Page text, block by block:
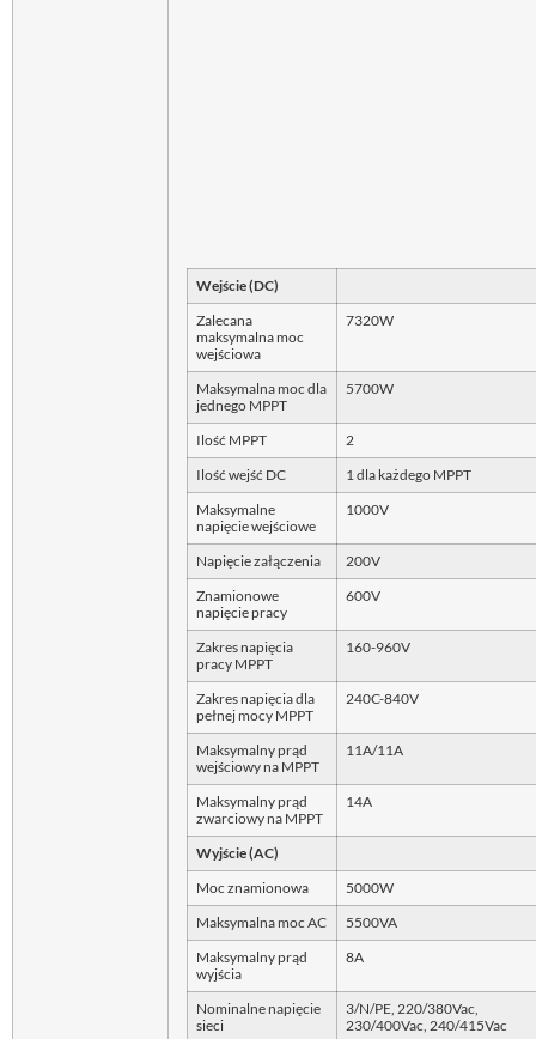
Wejście (DC)
Zalecana
maksymalna moc
wejściowa
7320W
Maksymalna moc dla
jednego MPPT
5700W
Ilość MPPT 2
Ilość wejść DC 1 dla każdego MPPT
Maksymalne
napięcie wejściowe
1000V
Napięcie załączenia 200V
Znamionowe
napięcie pracy
600V
Zakres napięcia
pracy MPPT
160-960V
Zakres napięcia dla
pełnej mocy MPPT
240C-840V
Maksymalny prąd
wejściowy na MPPT
11A/11A
Maksymalny prąd
zwarciowy na MPPT
14A
Wyjście (AC)
Moc znamionowa 5000W
Maksymalna moc AC 5500VA
Maksymalny prąd
wyjścia
8A
Nominalne napięcie
sieci
3/N/PE, 220/380Vac,
230/400Vac, 240/415Vac